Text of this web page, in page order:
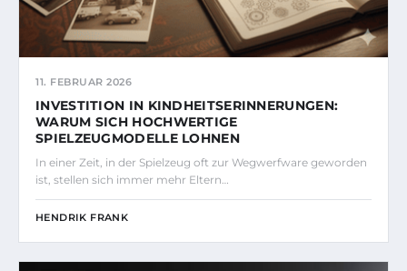
11. FEBRUAR 2026
INVESTITION IN KINDHEITSERINNERUNGEN:
WARUM SICH HOCHWERTIGE
SPIELZEUGMODELLE LOHNEN
In einer Zeit, in der Spielzeug oft zur Wegwerfware geworden
ist, stellen sich immer mehr Eltern…
HENDRIK FRANK